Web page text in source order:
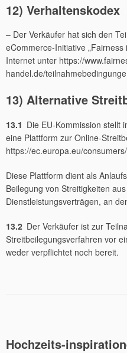
12) Verhaltenskodex
– Der Verkäufer hat sich den
eCommerce-Initiative
Internet unter https://
handel.de/
13) Alternative
13.1 Die EU-Kommission stellt
eine Plattform zur Online-
https://ec.europa.eu/
Diese Plattform dient als
Beilegung von Streitigkeiten
Dienstleistungsverträgen, an
13.2 Der Verkäufer ist zur
Streitbeilegungsverfahren vor
weder verpflichtet noch bereit.
Hochzeits-